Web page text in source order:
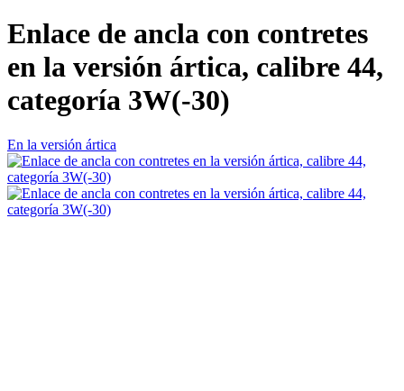
Enlace de ancla con contretes
en la versión ártica, calibre 44,
categoría 3W(-30)
En la versión ártica